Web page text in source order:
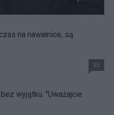
na nawałnice, są
35
wyjątku. "Uważajcie